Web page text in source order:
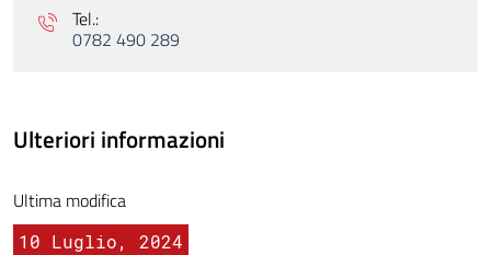
Tel.:
0782 490 289
Ulteriori informazioni
Ultima modifica
10 Luglio, 2024